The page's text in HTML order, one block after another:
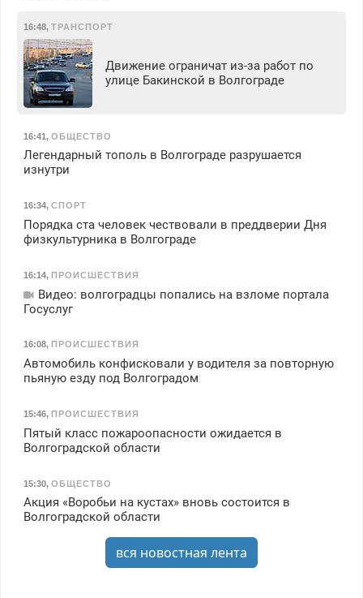
16:48, ТРАНСПОРТ
Движение ограничат из-за работ по
улице Бакинской в Волгограде
16:41, ОБЩЕСТВО
Легендарный тополь в Волгограде разрушается
изнутри
16:34, СПОРТ
Порядка ста человек чествовали в преддверии Дня
физкультурника в Волгограде
16:14, ПРОИСШЕСТВИЯ
Видео: волгоградцы попались на взломе портала
Госуслуг
16:08, ПРОИСШЕСТВИЯ
Автомобиль конфисковали у водителя за повторную
пьяную езду под Волгоградом
15:46, ПРОИСШЕСТВИЯ
Пятый класс пожароопасности ожидается в
Волгоградской области
15:30, ОБЩЕСТВО
Акция «Воробьи на кустах» вновь состоится в
Волгоградской области
вся новостная лента